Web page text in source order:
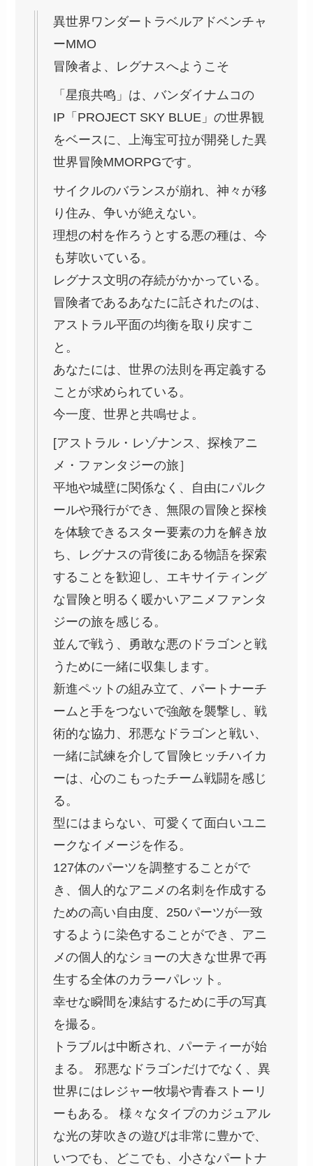
異世界ワンダートラベルアドベンチャ
ーMMO
冒険者よ、レグナスへようこそ
「星痕共鸣」は、バンダイナムコの
IP「PROJECT SKY BLUE」の世界観
をベースに、上海宝可拉が開発した異
世界冒険MMORPGです。
サイクルのバランスが崩れ、神々が移
り住み、争いが絶えない。
理想の村を作ろうとする悪の種は、今
も芽吹いている。
レグナス文明の存続がかかっている。
冒険者であるあなたに託されたのは、
アストラル平面の均衡を取り戻すこ
と。
あなたには、世界の法則を再定義する
ことが求められている。
今一度、世界と共鳴せよ。
[アストラル・レゾナンス、探検アニ
メ・ファンタジーの旅］
平地や城壁に関係なく、自由にパルク
ールや飛行ができ、無限の冒険と探検
を体験できるスター要素の力を解き放
ち、レグナスの背後にある物語を探索
することを歓迎し、エキサイティング
な冒険と明るく暖かいアニメファンタ
ジーの旅を感じる。
並んで戦う、勇敢な悪のドラゴンと戦
うために一緒に収集します。
新進ペットの組み立て、パートナーチ
ームと手をつないで強敵を襲撃し、戦
術的な協力、邪悪なドラゴンと戦い、
一緒に試練を介して冒険ヒッチハイカ
ーは、心のこもったチーム戦闘を感じ
る。
型にはまらない、可愛くて面白いユニ
ークなイメージを作る。
127体のパーツを調整することがで
き、個人的なアニメの名刺を作成する
ための高い自由度、250パーツが一致
するように染色することができ、アニ
メの個人的なショーの大きな世界で再
生する全体のカラーパレット。
幸せな瞬間を凍結するために手の写真
を撮る。
トラブルは中断され、パーティーが始
まる。 邪悪なドラゴンだけでなく、異
世界にはレジャー牧場や青春ストーリ
ーもある。 様々なタイプのカジュアル
な光の芽吹きの遊びは非常に豊かで、
いつでも、どこでも、小さなパートナ